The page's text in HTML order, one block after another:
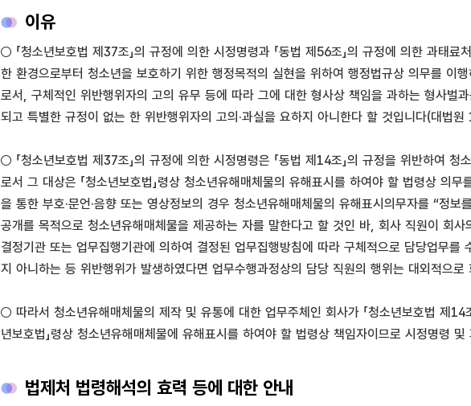
이유
○ 「청소년보호법 제37조」의 규정에 의한 시정명령과 「동법 제56조」의 규정에 의한 과태료
한 환경으로부터 청소년을 보호하기 위한 행정목적의 실현을 위하여 행정법규상 의무를 이
로서, 구체적인 위반행위자의 고의 유무 등에 따라 그에 대한 형사상 책임을 과하는 형사벌
되고 특별한 규정이 없는 한 위반행위자의 고의·과실을 요하지 아니한다 할 것입니다(대법
○ 「청소년보호법 제37조」의 규정에 의한 시정명령은 「동법 제14조」의 규정을 위반하여
로서 그 대상은 「청소년보호법」령상 청소년유해매체물의 유해표시를 하여야 할 법령상 의
을 통한 부호·문언·음향 또는 영상정보의 경우 청소년유해매체물의 유해표시의무자를 “정
공개를 목적으로 청소년유해매체물을 제공하는 자를 말한다고 할 것인 바, 회사 직원이 회
결정기관 또는 업무집행기관에 의하여 결정된 업무집행방침에 따라 구체적으로 담당업무를
지 아니하는 등 위반행위가 발생하였다면 업무수행과정상의 담당 직원의 행위는 대외적으
○ 따라서 청소년유해매체물의 제작 및 유통에 대한 업무주체인 회사가 「청소년보호법 제14
년보호법」령상 청소년유해매체물에 유해표시를 하여야 할 법령상 책임자이므로 시정명령
법제처 법령해석의 효력 등에 대한 안내